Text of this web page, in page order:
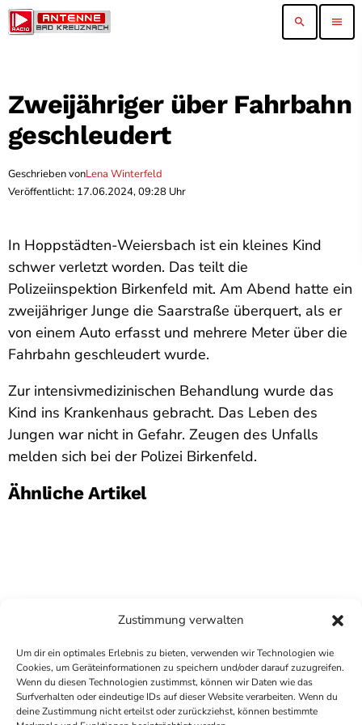
Zustimmung verwalten
Um dir ein optimales Erlebnis zu bieten, verwenden wir Technologien wie
Cookies, um Geräteinformationen zu speichern und/oder darauf zuzugreifen.
Wenn du diesen Technologien zustimmst, können wir Daten wie das
Surfverhalten oder eindeutige IDs auf dieser Website verarbeiten. Wenn du
deine Zustimmung nicht erteilst oder zurückziehst, können bestimmte
search menu
Zweijähriger über Fahrbahn
geschleudert
Geschrieben vonLena Winterfeld
Veröffentlicht: 17.06.2024, 09:28 Uhr
In Hoppstädten-Weiersbach ist ein kleines Kind
schwer verletzt worden. Das teilt die
Polizeiinspektion Birkenfeld mit. Am Abend hatte ein
zweijähriger Junge die Saarstraße überquert, als er
von einem Auto erfasst und mehrere Meter über die
Fahrbahn geschleudert wurde.
Zur intensivmedizinischen Behandlung wurde das
Kind ins Krankenhaus gebracht. Das Leben des
Jungen war nicht in Gefahr. Zeugen des Unfalls
melden sich bei der Polizei Birkenfeld.
Ähnliche Artikel